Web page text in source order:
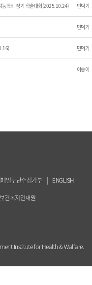
능학회 정기 학술대회(2025.10.24) 민덕기
민덕기
민덕기
이송이
일무단수집거부
ENGLISH
건복지인재원
Institute for Health & Walfare.